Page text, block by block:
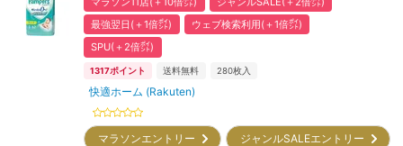
最強翌日(＋1倍㌽)
ウェブ検索利用(＋1倍㌽)
SPU(＋2倍㌽)
1317ポイント 送料無料 280枚入
快適ホーム (Rakuten)
マラソンエントリー
ジャンルSALEエントリー